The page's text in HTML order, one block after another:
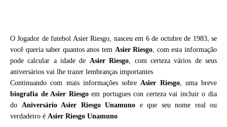
O Jogador de futebol Asier Riesgo, nasceu em 6 de octubre de 1983, se
você queria saber quantos anos tem Asier Riesgo, com esta informação
pode calcular a idade de Asier Riesgo, com certeza vários de seus
aniversários vai lhe trazer lembranças importantes
Continuando com mais informações sobreAsier Riesgo, uma breve
biografia deAsier Riesgoem portugues con certeza vai incluir o dia
do Aniversário Asier Riesgo Unamuno e que seu nome real ou
verdadeiro é Asier Riesgo Unamuno